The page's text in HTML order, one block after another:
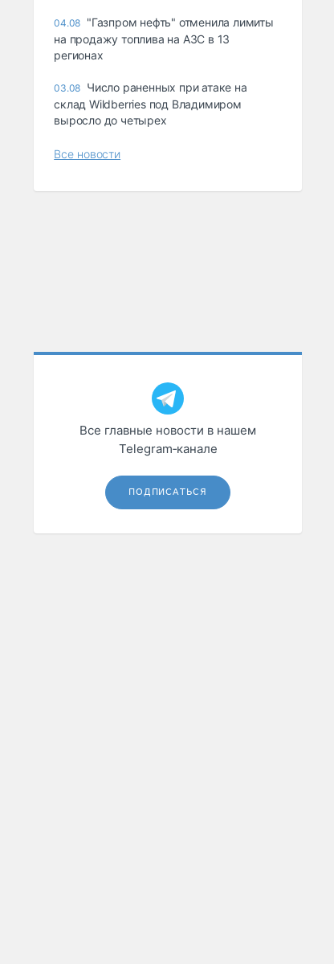
04.08 "Газпром нефть" отменила лимиты
на продажу топлива на АЗС в 13
регионах
03.08 Число раненных при атаке на
склад Wildberries под Владимиром
выросло до четырех
Все новости
Все главные новости в нашем
Telegram‑канале
ПОДПИСАТЬСЯ